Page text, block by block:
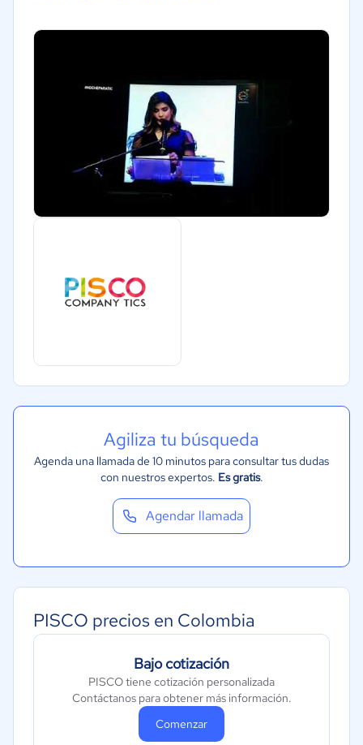
Agiliza tu búsqueda
Agenda una llamada de 10 minutos para consultar tus dudas
con nuestros expertos. Es gratis.
Agendar llamada
PISCO precios en Colombia
Bajo cotización
PISCO tiene cotización personalizada
Contáctanos para obtener más información.
Comenzar